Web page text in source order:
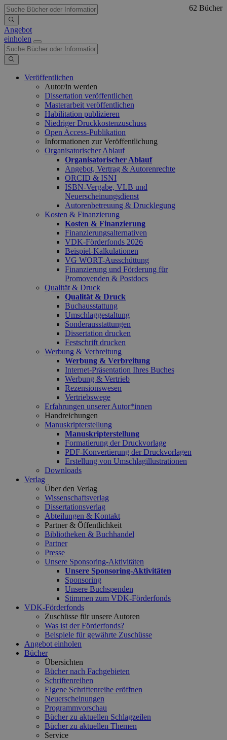
Angebot
einholen
Veröffentlichen
Autor/in werden
Dissertation veröffentlichen
Masterarbeit veröffentlichen
Habilitation publizieren
Niedriger Druckkostenzuschuss
Open Access-Publikation
Informationen zur Veröffentlichung
Organisatorischer Ablauf
Organisatorischer Ablauf
Angebot, Vertrag & Autorenrechte
ORCID & ISNI
ISBN-Vergabe, VLB und
Neuerscheinungsdienst
Autorenbetreuung & Drucklegung
Kosten & Finanzierung
Kosten & Finanzierung
Finanzierungsalternativen
VDK-Förderfonds 2026
Beispiel-Kalkulationen
VG WORT-Ausschüttung
Finanzierung und Förderung für
Promovenden & Postdocs
Qualität & Druck
Qualität & Druck
Buchausstattung
Umschlaggestaltung
Sonderausstattungen
Dissertation drucken
Festschrift drucken
Werbung & Verbreitung
Werbung & Verbreitung
Internet-Präsentation Ihres Buches
Werbung & Vertrieb
Rezensionswesen
Vertriebswege
Erfahrungen unserer Autor*innen
Handreichungen
Manuskripterstellung
Manuskripterstellung
Formatierung der Druckvorlage
PDF-Konvertierung der Druckvorlagen
Erstellung von Umschlagillustrationen
Downloads
Verlag
Über den Verlag
Wissenschaftsverlag
Dissertationsverlag
Abteilungen & Kontakt
Partner & Öffentlichkeit
Bibliotheken & Buchhandel
Partner
Presse
Unsere Sponsoring-Aktivitäten
Unsere Sponsoring-Aktivitäten
Sponsoring
Unsere Buchspenden
Stimmen zum VDK-Förderfonds
VDK-Förderfonds
Zuschüsse für unsere Autoren
Was ist der Förderfonds?
Beispiele für gewährte Zuschüsse
Angebot einholen
Bücher
Übersichten
Bücher nach Fachgebieten
Schriftenreihen
Eigene Schriftenreihe eröffnen
Neuerscheinungen
Programmvorschau
Bücher zu aktuellen Schlagzeilen
Bücher zu aktuellen Themen
Service
62 Bücher